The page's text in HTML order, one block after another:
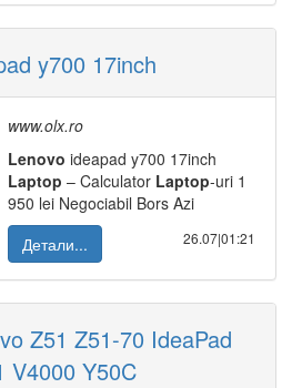
y700 17inch
www.olx.ro
Lenovo ideapad y700 17inch
Laptop – Calculator Laptop-uri 1
950 lei Negociabil Bors Azi
Детали...
26.07|01:21
Z51 Z51-70 IdeaPad
V4000 Y50C